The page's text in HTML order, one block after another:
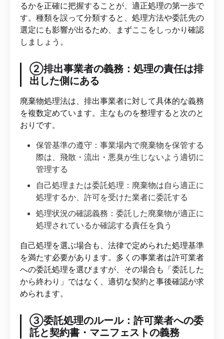
るかを正確に把握することが、適正処理の第一歩で
す。種類を誤って分類すると、処理方法や委託先の
選定にも影響が出るため、まずここをしっかり確認
しましょう。
②排出事業者の義務：処理の責任は排
出した側にある
廃棄物処理法は、排出事業者に対して具体的な義務
を複数定めています。主なものを整理すると次のと
おりです。
保管基準の遵守：事業場内で廃棄物を保管する
際は、飛散・流出・悪臭が生じないよう適切に
管理する
自己処理または委託処理：廃棄物は自ら適正に
処理するか、許可を受けた業者に委託する
処理状況の確認義務：委託した廃棄物が適正に
処理されているか確認する責任を負う
自己処理を選ぶ場合も、法律で定められた処理基準
を満たす必要があります。多くの事業者は許可業者
への委託処理を選びますが、その場合も「委託した
から終わり」ではなく、適切な契約と事後確認が求
められます。
③委託処理のルール：許可業者への委
託と契約書・マニフェストの義務